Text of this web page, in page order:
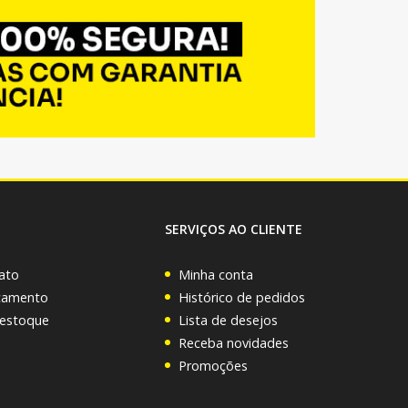
SERVIÇOS AO CLIENTE
Minha conta
Histórico de pedidos
Lista de desejos
Receba novidades
Promoções